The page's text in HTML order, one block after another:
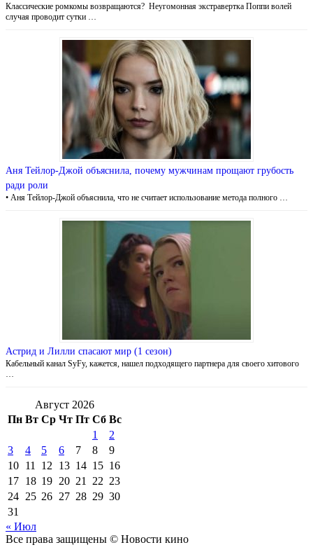
Классические ромкомы возвращаются? Неугомонная экстравертка Поппи волей
случая проводит сутки …
Аня Тейлор-Джой объяснила, почему мужчинам прощают грубость
ради роли
• Аня Тейлор-Джой объяснила, что не считает использование метода полного …
Астрид и Лилли спасают мир (1 сезон)
Кабельный канал SyFy, кажется, нашел подходящего партнера для своего хитового
Август 2026
Пн Вт Ср Чт Пт Сб Вс
1
2
3
4 5 6 7 8
9
10 11 12 13 14 15 16
17 18 19 20 21 22 23
24 25 26 27 28 29 30
31
« Июл
Все права защищены © Новости кино